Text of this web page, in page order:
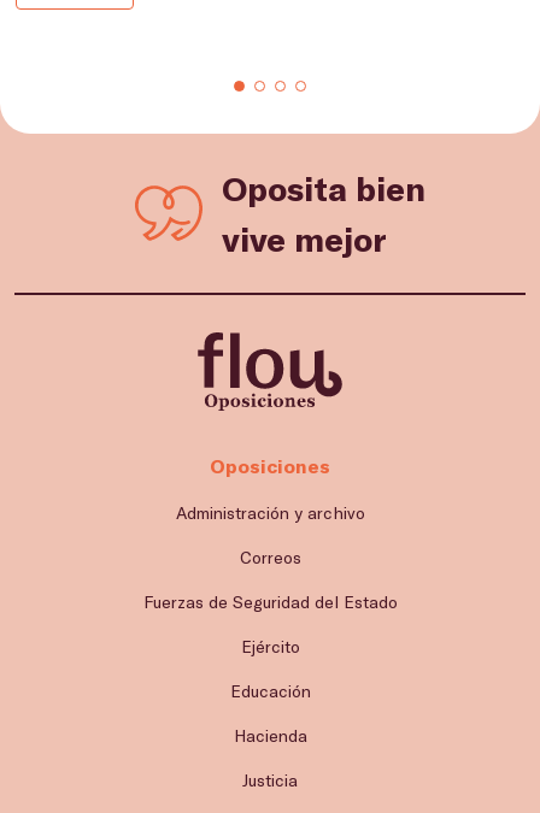
Oposita bien
vive mejor
Oposiciones
Administración y archivo
Correos
Fuerzas de Seguridad del Estado
Ejército
Educación
Hacienda
Justicia